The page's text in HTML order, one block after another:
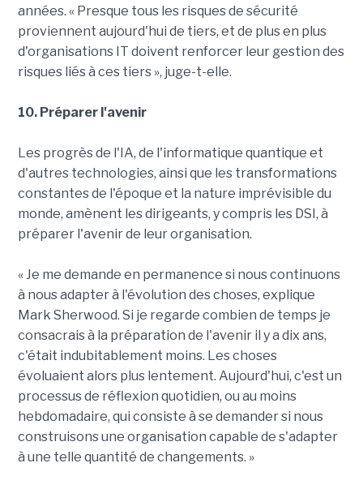
années. « Presque tous les risques de sécurité
proviennent aujourd'hui de tiers, et de plus en plus
d'organisations IT doivent renforcer leur gestion des
risques liés à ces tiers », juge-t-elle.
10. Préparer l'avenir
Les progrès de l'IA, de l'informatique quantique et
d'autres technologies, ainsi que les transformations
constantes de l'époque et la nature imprévisible du
monde, amènent les dirigeants, y compris les DSI, à
préparer l'avenir de leur organisation.
« Je me demande en permanence si nous continuons
à nous adapter à l'évolution des choses, explique
Mark Sherwood. Si je regarde combien de temps je
consacrais à la préparation de l'avenir il y a dix ans,
c'était indubitablement moins. Les choses
évoluaient alors plus lentement. Aujourd'hui, c'est un
processus de réflexion quotidien, ou au moins
hebdomadaire, qui consiste à se demander si nous
construisons une organisation capable de s'adapter
à une telle quantité de changements. »